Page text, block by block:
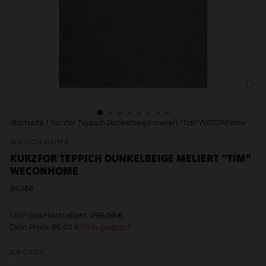
Startseite / Kurzfor Teppich Dunkelbeige meliert "Tim" WECONhome
WECONHOME
KURZFOR TEPPICH DUNKELBEIGE MELIERT "TIM"
WECONHOME
95366
UVP des Herstellers: 299,00 €€299,00
Dein Preis: 80,00 € 73% gespart
GRÖSSE